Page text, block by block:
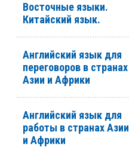
Восточные языки.
Китайский язык.
Английский язык для
переговоров в странах
Азии и Африки
Английский язык для
работы в странах Азии
и Африки